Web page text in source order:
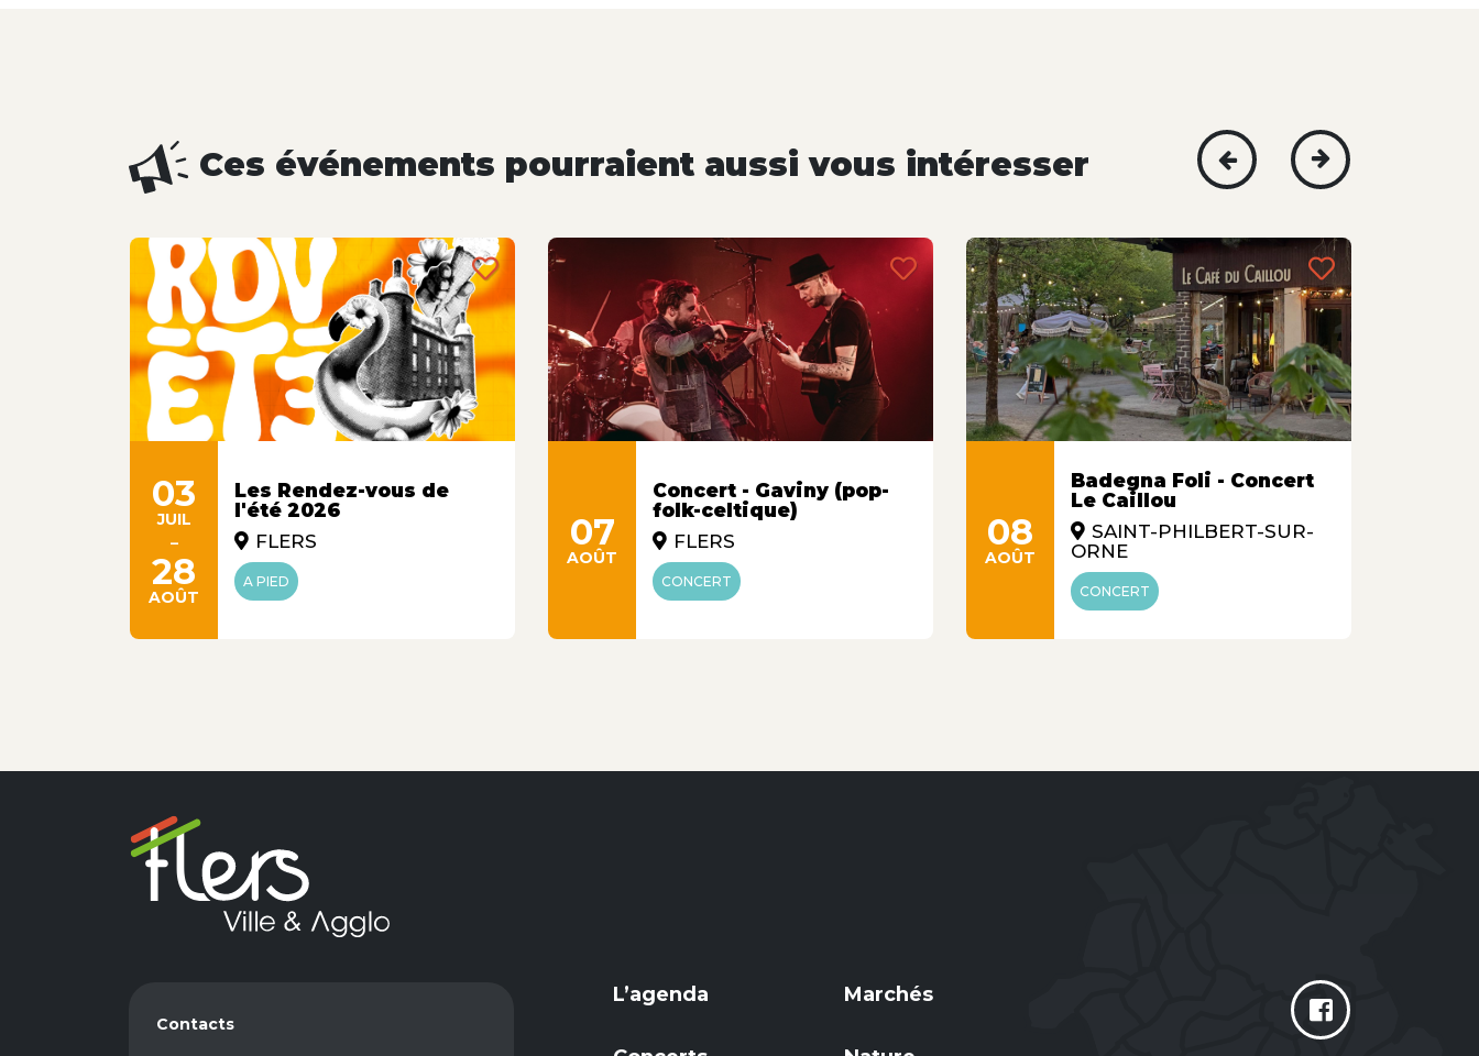
Ces événements pourraient aussi vous intéresser
03
JUIL
-
28
AOÛT
Les Rendez-vous de
l'été 2026
FLERS
A PIED
07
AOÛT
Concert - Gaviny (pop-
folk-celtique)
FLERS
CONCERT
08
AOÛT
Badegna Foli - Concert
Le Caillou
SAINT-PHILBERT-SUR-
ORNE
CONCERT
Contacts
L’agenda Marchés